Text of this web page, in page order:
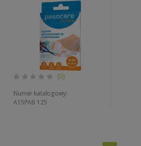
(0)
Numer katalogowy:
A15PAB 125